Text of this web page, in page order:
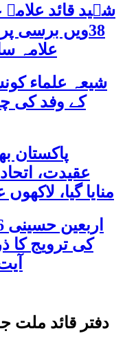
شہید قائد
38ویں برسی
علامہ
شیعہ علماء
کے وفد کی
عقیدت،
منایا گیا،
کی ترویج کا
دفتر قائد ملت